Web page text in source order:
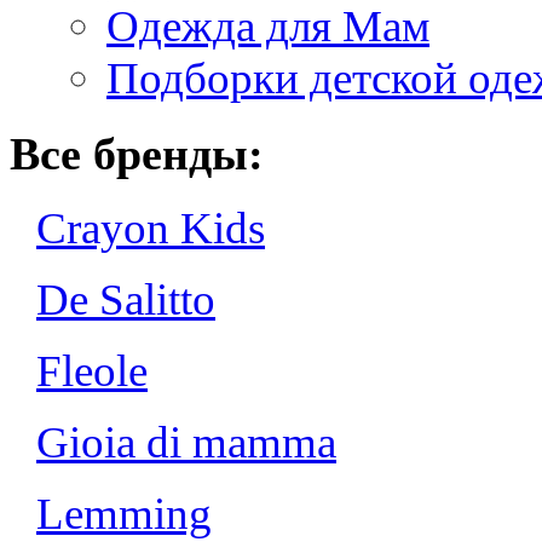
Одежда для Мам
Подборки детской
Все бренды:
Crayon Kids
De Salitto
Fleole
Gioia di mamma
Lemming